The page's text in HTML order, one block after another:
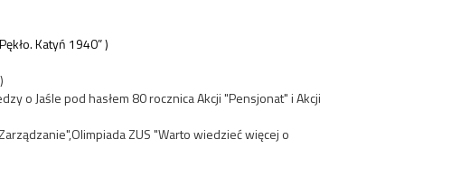
Katyń 1940”)
o Jaśle pod hasłem 80 rocznica Akcji "Pensjonat" i Akcji
ZUS "Warto wiedzieć więcej o